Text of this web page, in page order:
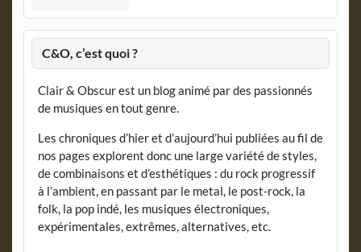
C&O, c’est quoi ?
Clair & Obscur est un blog animé par des passionnés
de musiques en tout genre.
Les chroniques d’hier et d’aujourd’hui publiées au fil de
nos pages explorent donc une large variété de styles,
de combinaisons et d’esthétiques : du rock progressif
à l’ambient, en passant par le metal, le post-rock, la
folk, la pop indé, les musiques électroniques,
expérimentales, extrêmes, alternatives, etc.